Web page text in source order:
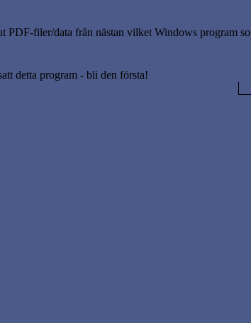
filer/data från nästan vilket Windows program
detta program - bli den första!